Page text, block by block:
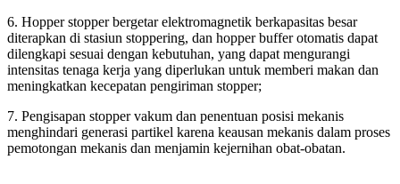
6. Hopper stopper bergetar elektromagnetik berkapasitas besar
diterapkan di stasiun stoppering, dan hopper buffer otomatis dapat
dilengkapi sesuai dengan kebutuhan, yang dapat mengurangi
intensitas tenaga kerja yang diperlukan untuk memberi makan dan
meningkatkan kecepatan pengiriman stopper;
7. Pengisapan stopper vakum dan penentuan posisi mekanis
menghindari generasi partikel karena keausan mekanis dalam proses
pemotongan mekanis dan menjamin kejernihan obat-obatan.